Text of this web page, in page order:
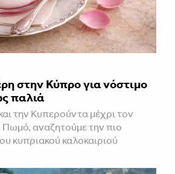
στην Κύπρο για νόστιμο
παλιά
την Κυπερούντα μέχρι τον
αναζητούμε την πιο
κυπριακού καλοκαιριού